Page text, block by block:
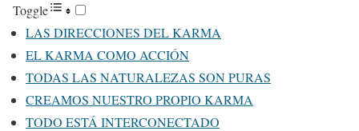
Toggle
LAS DIRECCIONES DEL KARMA
EL KARMA COMO ACCIÓN
TODAS LAS NATURALEZAS SON PURAS
CREAMOS NUESTRO PROPIO KARMA
TODO ESTÁ INTERCONECTADO